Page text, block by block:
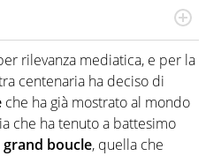
a tutto campo, è il
Provate a chiedergli di boxe, di
ve ne farà innamorare
rilevanza mediatica, e per la
centenaria ha deciso di
che ha già mostrato al mondo
che ha tenuto a battesimo
grand boucle, quella che